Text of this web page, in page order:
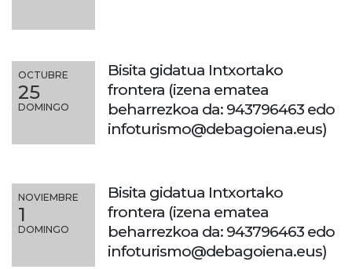
OCTUBRE
25
DOMINGO
Bisita gidatua Intxortako
frontera (izena ematea
beharrezkoa da: 943796463 edo
infoturismo@debagoiena.eus)
NOVIEMBRE
1
DOMINGO
Bisita gidatua Intxortako
frontera (izena ematea
beharrezkoa da: 943796463 edo
infoturismo@debagoiena.eus)